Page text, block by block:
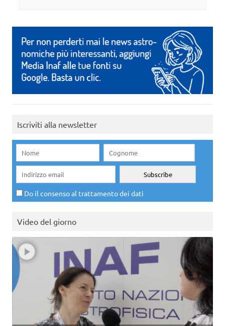
Iscriviti alla newsletter
Do il consenso al trattamento dei dati
Video del giorno